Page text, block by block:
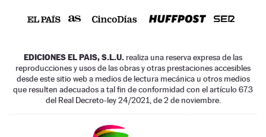
EDICIONES EL PAIS, S.L.U. realiza una reserva expresa de las
reproducciones y usos de las obras y otras prestaciones accesibles
desde este sitio web a medios de lectura mecánica u otros medios
que resulten adecuados a tal fin de conformidad con el artículo 67.3
del Real Decreto-ley 24/2021, de 2 de noviembre.